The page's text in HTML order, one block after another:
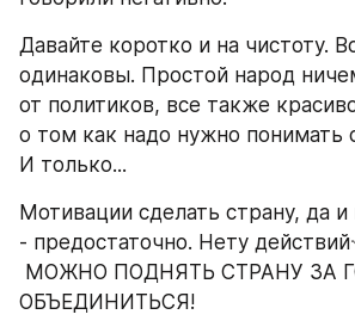
Давайте коротко и на чистоту.
одинаковы. Простой народ
от политиков, все также
о том как надо нужно понимать
И только...
Мотивации сделать страну, да
- предостаточно. Нету
ОБЪЕДИНИТЬСЯ!